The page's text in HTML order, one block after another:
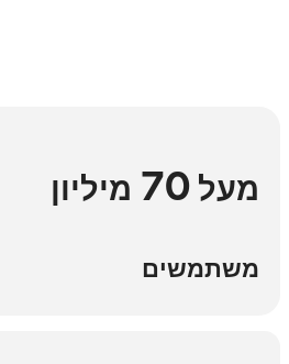
מעל70 מיליון
משתמשים